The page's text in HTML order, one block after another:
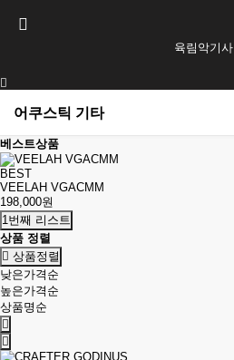
육림악기사
어쿠스틱 기타
베스트상품
BEST
VEELAH VGACMM
198,000원
1번째 리스트
상품 정렬
상품정렬
낮은가격순
높은가격순
상품명순